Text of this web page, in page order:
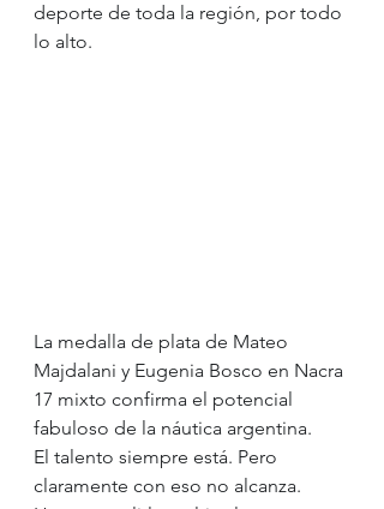
deporte de toda la región, por todo
lo alto.
La medalla de plata de Mateo
Majdalani y Eugenia Bosco en Nacra
17 mixto confirma el potencial
fabuloso de la náutica argentina.
El talento siempre está. Pero
claramente con eso no alcanza.